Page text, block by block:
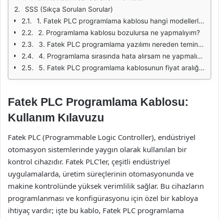
SSS (Sıkça Sorulan Sorular)
1. Fatek PLC programlama kablosu hangi modellerle uyumludur?
2. Programlama kablosu bozulursa ne yapmalıyım?
3. Fatek PLC programlama yazılımı nereden temin edebilirim?
4. Programlama sırasında hata alırsam ne yapmalıyım?
5. Fatek PLC programlama kablosunun fiyat aralığı nedir?
Fatek PLC Programlama Kablosu:
Kullanım Kılavuzu
Fatek PLC (Programmable Logic Controller), endüstriyel
otomasyon sistemlerinde yaygın olarak kullanılan bir
kontrol cihazıdır. Fatek PLC’ler, çeşitli endüstriyel
uygulamalarda, üretim süreçlerinin otomasyonunda ve
makine kontrolünde yüksek verimlilik sağlar. Bu cihazların
programlanması ve konfigürasyonu için özel bir kabloya
ihtiyaç vardır; işte bu kablo, Fatek PLC programlama